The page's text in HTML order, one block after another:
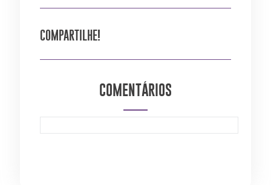
COMPARTILHE!
COMENTÁRIOS